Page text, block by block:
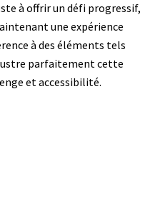
à offrir un défi progressif,
une expérience
à des éléments tels
parfaitement cette
et accessibilité.